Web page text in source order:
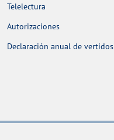
Telelectura
Autorizaciones
Declaración anual de vertidos